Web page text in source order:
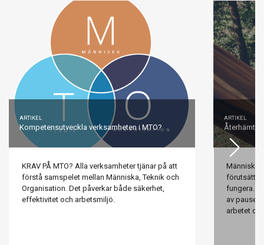
ARTIKEL
Kompetensutveckla verksamheten i MTO?
KRAV PÅ MTO? Alla verksamheter tjänar på att
förstå samspelet mellan Människa, Teknik och
Organisation. Det påverkar både säkerhet,
effektivitet och arbetsmiljö.
ARTIKEL
fungera.
av
arbetet